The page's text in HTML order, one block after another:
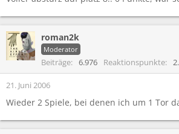
roman2k
Moderator
Beiträge 6.976 Reaktionspunkte
21. Juni 2006
Wieder 2 Spiele, bei denen ich um 1 Tor